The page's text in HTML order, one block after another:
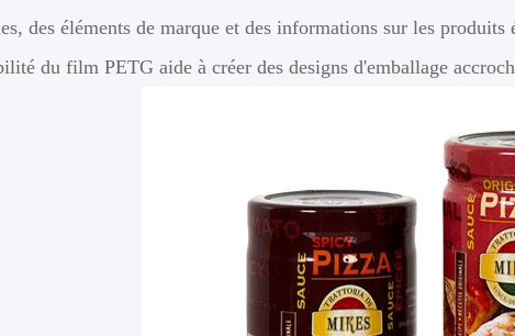
des éléments de marque et des informations sur les
du film PETG aide à créer des designs d'emballage